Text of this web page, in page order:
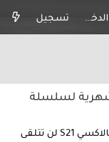
تسجيل الدخول تسجيل
لسلسلة
أعلنت سامسونج أن سلسلة هواتف جالاكسي S21 لن تتلقى